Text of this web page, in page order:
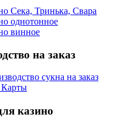
Сека, Тринька, Свара
однотонное
винное
на заказ
сукна на заказ
Карты
казино